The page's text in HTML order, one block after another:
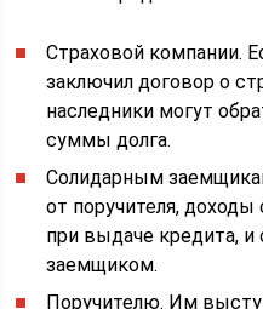
Страховой компании.
заключил договор о
наследники могут
суммы долга.
Солидарным
от поручителя,
при выдаче кредита, и
заемщиком.
Поручителю. Им